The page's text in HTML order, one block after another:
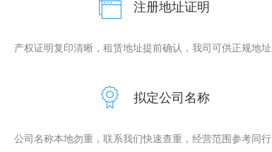
注册地址证明
产权证明复印清晰，租赁地址提前确认，我司可供正规地址
拟定公司名称
公司名称本地勿重，联系我们快速查重，经营范围参考同行